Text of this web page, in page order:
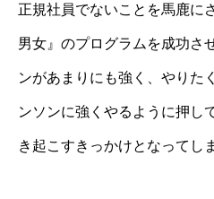
正規社員でないことを馬鹿に
男女』のプログラムを成功さ
ンがあまりにも強く、やりた
ンソンに強くやるように押し
き起こすきっかけとなってし